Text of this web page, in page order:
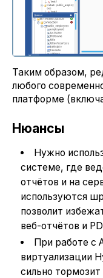
Таким образом,
любого
платформе
Нюансы
Нужно
системе, где
отчётов и на
используются
позволит
веб-отчётов и
При работе с
виртуализации
сильно